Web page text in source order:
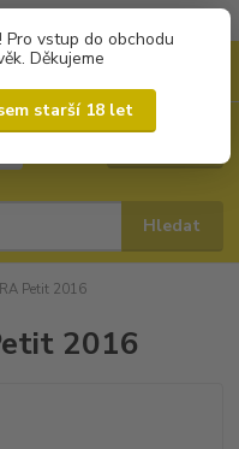
vstup do obchodu
Děkujeme
starší 18 let
Hledat
Petit 2016
2016